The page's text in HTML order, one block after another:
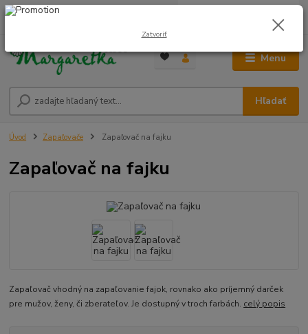
Menu
Hľadať
0948 236 042
0,00 €
Úvod Zapaľovače Zapaľovač na fajku
Zapaľovač na fajku
Zapaľovač vhodný na zapaľovanie fajok, rovnako ako príjemný darček
pre mužov, ženy, či zberateľov. Je dostupný v troch farbách. celý popis
Zatvoriť